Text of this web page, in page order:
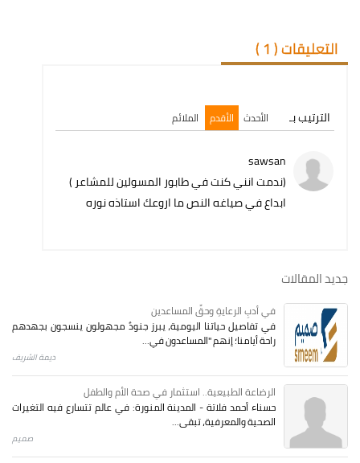
التعليقات (1
)
الترتيب بـ الأحدث الأقدم الملائم
sawsan
(ندمت انني كنت في طابور المسولين للمشاعر )
ابداع في صياغه النص ما اروعك استاذه نوره
جديد المقالات
في أدبِ الرعايةِ وحقِّ المساعدين
في تفاصيل حياتنا اليومية، يبرز جنودٌ مجهولون ينسجون بجهدهم
راحة أيامنا؛ إنهم "المساعدون في...
ديمة الشريف
الرضاعة الطبيعية.. استثمار في صحة الأم والطفل
حسناء أحمد فلاتة - المدينة المنورة: في عالم تتسارع فيه التغيرات
الصحية والمعرفية، تبقى...
صميم